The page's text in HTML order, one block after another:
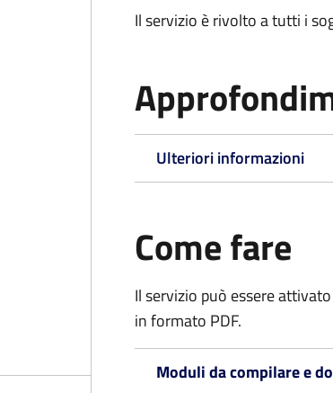
Il servizio è rivolto a tutti i
Ulteriori informazioni
Come fare
Il servizio può essere
in formato PDF.
Moduli da compilare e